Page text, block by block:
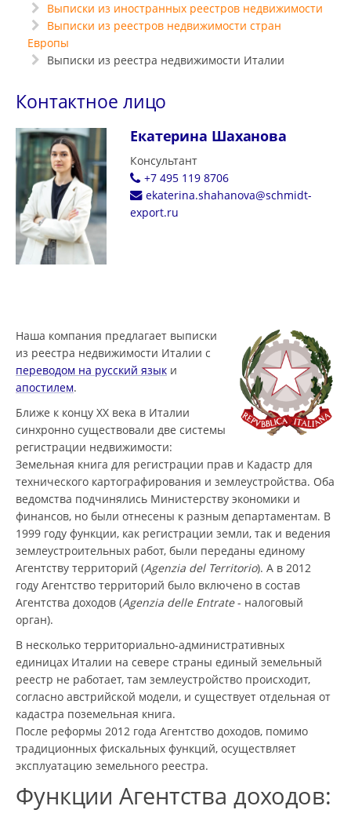
Выписки из иностранных реестров недвижимости
Выписки из реестров недвижимости стран
Европы
Выписки из реестра недвижимости Италии
Контактное лицо
Екатерина Шаханова
Консультант
+7 495 119 8706
ekaterina.shahanova@schmidt-
export.ru
Наша компания предлагает выписки
из реестра недвижимости Италии с
переводом на русский язык и
апостилем.
Ближе к концу ХХ века в Италии
синхронно существовали две системы
регистрации недвижимости:
Земельная книга для регистрации прав и Кадастр для
технического картографирования и землеустройства. Оба
ведомства подчинялись Министерству экономики и
финансов, но были отнесены к разным департаментам. В
1999 году функции, как регистрации земли, так и ведения
землеустроительных работ, были переданы единому
Агентству территорий (Agenzia del Territorio). А в 2012
году Агентство территорий было включено в состав
Агентства доходов (Agenzia delle Entrate- налоговый
орган).
В несколько территориально-административных
единицах Италии на севере страны единый земельный
реестр не работает, там землеустройство происходит,
согласно австрийской модели, и существует отдельная от
кадастра поземельная книга.
После реформы 2012 года Агентство доходов, помимо
традиционных фискальных функций, осуществляет
эксплуатацию земельного реестра.
Функции Агентства доходов: